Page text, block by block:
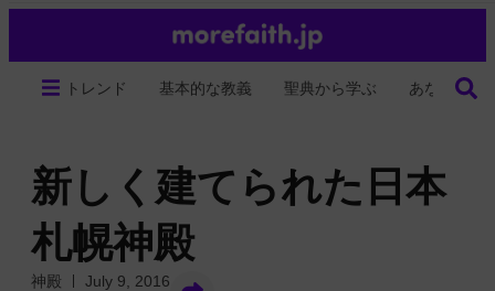
トレンド 基本的な教義 聖典から学ぶ あなたの生
新しく建てられた日本
札幌神殿
神殿 July 9, 2016